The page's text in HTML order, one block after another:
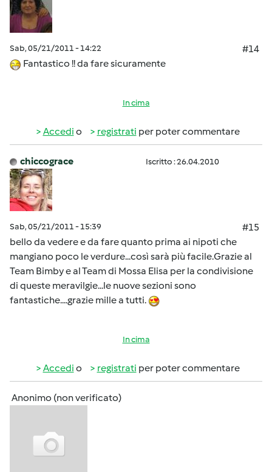
Sab, 05/21/2011 - 14:22
#14
Fantastico !! da fare sicuramente
In cima
Accedi o registrati per poter commentare
chiccograce Iscritto : 26.04.2010
Sab, 05/21/2011 - 15:39
#15
bello da vedere e da fare quanto prima ai nipoti che
mangiano poco le verdure...così sarà più facile.Grazie al
Team Bimby e al Team di Mossa Elisa per la condivisione
di queste meravilgie...le nuove sezioni sono
fantastiche....grazie mille a tutti.
In cima
Accedi o registrati per poter commentare
Anonimo (non verificato)